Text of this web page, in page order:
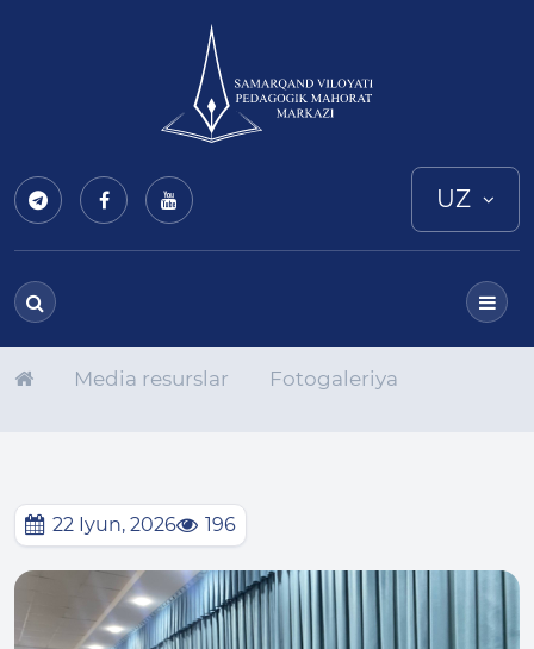
UZ
Media resurslar Fotogaleriya
22 Iyun, 2026 196